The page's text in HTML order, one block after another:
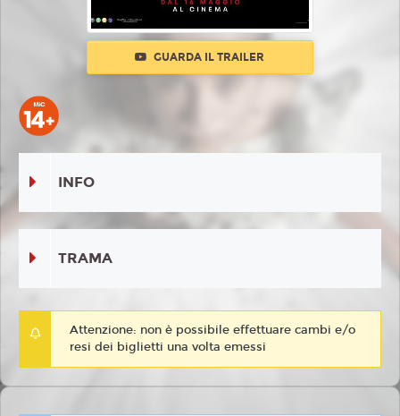
GUARDA IL TRAILER
INFO
TRAMA
Attenzione: non è possibile effettuare cambi e/o
resi dei biglietti una volta emessi